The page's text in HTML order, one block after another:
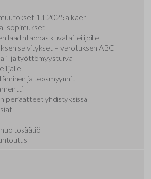
1.1.2025 alkaen
-sopimukset
laadintaopas kuvataiteilijoille
selvitykset – verotuksen ABC
ja työttömyysturva
ja teosmyynnit
periaatteet yhdistyksissä